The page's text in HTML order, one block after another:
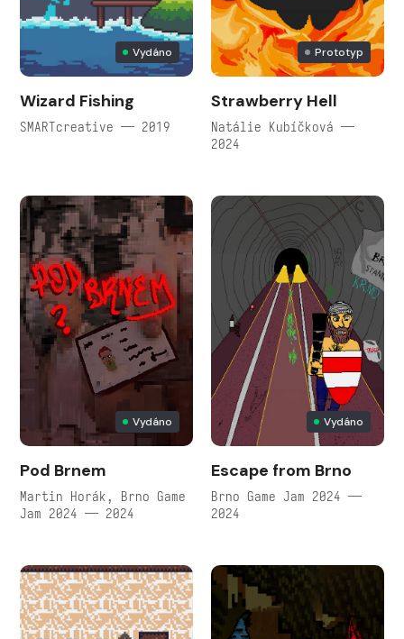
Vydáno
Wizard Fishing
SMARTcreative — 2019
Prototyp
Strawberry Hell
Natálie Kubíčková —
2024
Vydáno
Pod Brnem
Martin Horák, Brno Game
Jam 2024 — 2024
Vydáno
Escape from Brno
Brno Game Jam 2024 —
2024